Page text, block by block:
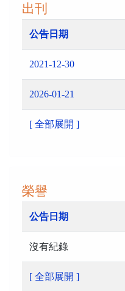
出刊
公告日期
2021-12-30
2026-01-21
[ 全部展開 ]
榮譽
公告日期
沒有紀錄
[ 全部展開 ]